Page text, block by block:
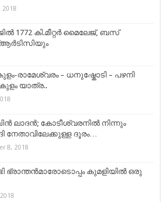
2018
1772 കി.മീറ്റർ മൈലേജ്, ബസ്
രാമേശ്വരം – ധനുഷ്കോടി – പഴനി
യാത്ര..
ലാദൻ; കോടീശ്വരനിൽ നിന്നും
നേതാവിലേക്കുള്ള ദൂരം…
8, 2018
ഭ്രാന്തൻമാരോടൊപ്പം കുമളിയിൽ ഒരു